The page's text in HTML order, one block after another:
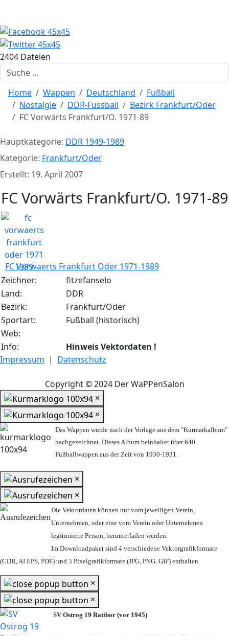
2404 Dateien
Suchen
Home Wappen Deutschland
Fußball
Nostalgie
DDR-Fussball
Bezirk Frankfurt/Oder
FC Vorwärts Frankfurt/O. 1971-89
Hauptkategorie: DDR 1949-1989
Kategorie: Frankfurt/Oder
Erstellt: 19. April 2007
FC Vorwärts Frankfurt/O. 1971-89
FC Vorwaerts Frankfurt Oder 1971-1989
Zeichner:
fitzefanselo
Land:
DDR
Bezirk:
Frankfurt/Oder
Sportart:
Fußball (historisch)
Web:
Info:
Hinweis Vektordaten !
Impressum | Datenschutz
Copyright © 2024 Der WaPPenSalon
×
×
Das Wappen wurde nach der Vorlage aus dem "Kurmarkalbum"
nachgezeichnet. Dieses Album beinhaltet über 640
Fußballwappen aus der Zeit von 1930-1931.
×
×
Die Vektordaten können nur vom jeweiligen Verein,
Unternehmen, oder eine vom Verein oder Unternehmen
legitimierte Person, herunterladen werden.
Im Downloadpaket sind 4 verschiedene Vektorgrafikformate
(CDR, AI EPS, PDF) und 3 Pixelgrafikformate (JPG, PNG, GIF) enthalten.
×
×
SV Ostrog 19 Ratibor (vor 1945)